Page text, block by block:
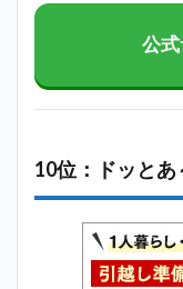
公
10位：ドッと